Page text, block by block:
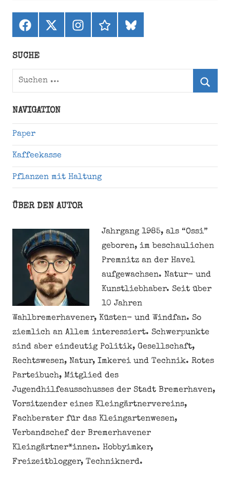
Facebook
X
(ehemals
Instagramthreadsbluesky
SUCHE
Suchen
NAVIGATION
Paper
Kaffeekasse
Pflanzen mit Haltung
ÜBER DEN AUTOR
Jahrgang 1985, als “Ossi”
geboren, im beschaulichen
Premnitz an der Havel
aufgewachsen. Natur- und
Kunstliebhaber. Seit über
10 Jahren
Wahlbremerhavener, Küsten- und Windfan. So
ziemlich an Allem interessiert. Schwerpunkte
sind aber eindeutig Politik, Gesellschaft,
Rechtswesen, Natur, Imkerei und Technik. Rotes
Parteibuch, Mitglied des
Jugendhilfeausschusses der Stadt Bremerhaven,
Vorsitzender eines Kleingärtnervereins,
Fachberater für das Kleingartenwesen,
Verbandschef der Bremerhavener
Kleingärtner*innen. Hobbyimker,
Freizeitblogger, Techniknerd.